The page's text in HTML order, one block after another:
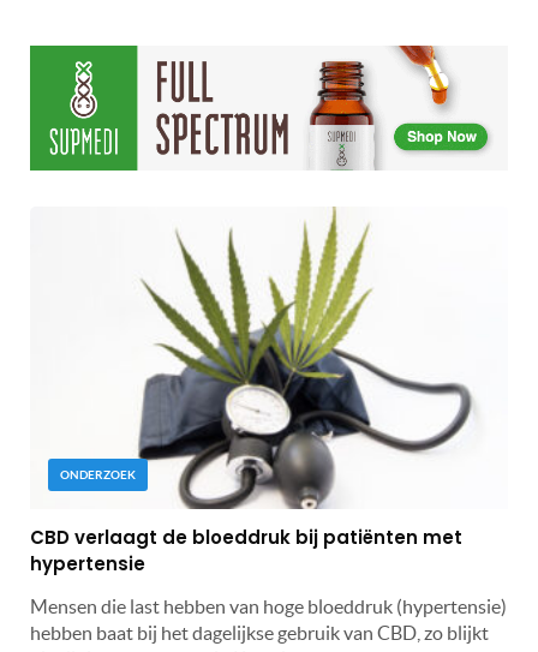
ONDERZOEK
CBD verlaagt de bloeddruk bij patiënten met
hypertensie
Mensen die last hebben van hoge bloeddruk (hypertensie)
hebben baat bij het dagelijkse gebruik van CBD, zo blijkt